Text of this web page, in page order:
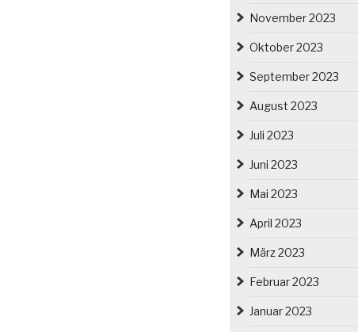
November 2023
Oktober 2023
September 2023
August 2023
Juli 2023
Juni 2023
Mai 2023
April 2023
März 2023
Februar 2023
Januar 2023